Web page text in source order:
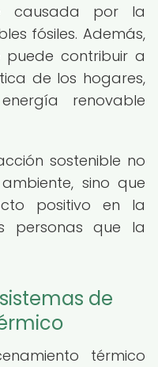
causada por la
fósiles. Además,
puede contribuir a
de los hogares,
renovable
sostenible no
sino que
positivo en la
personas que la
de
térmico